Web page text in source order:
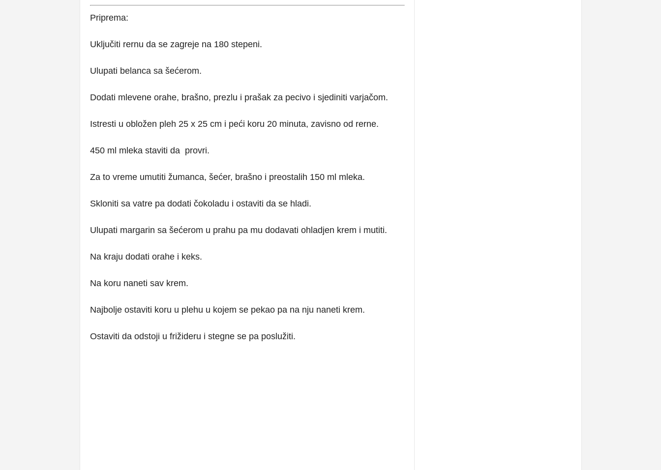
Priprema:
Uključiti rernu da se zagreje na 180 stepeni.
Ulupati belanca sa šećerom.
Dodati mlevene orahe, brašno, prezlu i prašak za pecivo i sjediniti varjačom.
Istresti u obložen pleh 25 x 25 cm i peći koru 20 minuta, zavisno od rerne.
450 ml mleka staviti da provri.
Za to vreme umutiti žumanca, šećer, brašno i preostalih 150 ml mleka.
Skloniti sa vatre pa dodati čokoladu i ostaviti da se hladi.
Ulupati margarin sa šećerom u prahu pa mu dodavati ohladjen krem i mutiti.
Na kraju dodati orahe i keks.
Na koru naneti sav krem.
Najbolje ostaviti koru u plehu u kojem se pekao pa na nju naneti krem.
Ostaviti da odstoji u frižideru i stegne se pa poslužiti.